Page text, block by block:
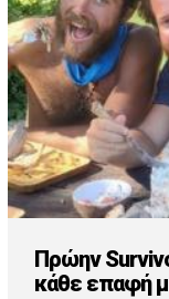
Πρώην
κάθε επαφή